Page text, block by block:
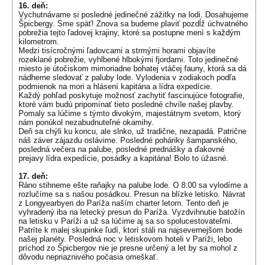
16. deň:
Vychutnávame si posledné jedinečné zážitky na lodi. Dosahujeme
Špicbergy. Sme späť! Znova sa budeme plaviť pozdĺž úchvatného
pobrežia tejto ľadovej krajiny, ktoré sa postupne mení s každým
kilometrom.
Medzi tisícročnými ľadovcami a strmými horami objavíte
rozeklané pobrežie, vyhlbené hlbokými fjordami. Toto jedinečné
miesto je útočiskom mimoriadne bohatej vtáčej fauny, ktorá sa dá
nádherne sledovať z paluby lode. Vylodenia v zodiakoch podľa
podmienok na mori a hlásení kapitána a lídra expedície.
Každý pohľad poskytuje možnosť zachytiť fascinujúce fotografie,
ktoré vám budú pripomínať tieto posledné chvíle našej plavby.
Pomaly sa lúčime s týmto divokým, majestátnym svetom, ktorý
nám ponúkol nezabudnuteľné okamihy.
Deň sa chýli ku koncu, ale slnko, už tradične, nezapadá. Patrične
náš záver zájazdu oslávime. Posledné poháriky šampanského,
posledná večera na palube, posledné prednášky a ďakovné
prejavy lídra expedície, posádky a kapitána! Bolo to úžasné.
17. deň:
Ráno stihneme ešte raňajky na palube lode. O 8:00 sa vylodíme a
rozlučíme sa s našou posádkou. Presun na blízke letisko. Návrat
z Longyearbyen do Paríža naším charter letom. Tento deň je
vyhradený iba na letecký presun do Paríža. Vyzdvihnutie batožín
na letisku v Paríži a už sa lúčime aj sa so spolucestovateľmi.
Patríte k malej skupinke ľudí, ktorí stáli na najsevernejšom bode
našej planéty. Posledná noc v letiskovom hoteli v Paríži, lebo
príchod zo Špicbergov nie je presne určený a let by sa mohol z
dôvodu nepriaznivého počasia omeškať.